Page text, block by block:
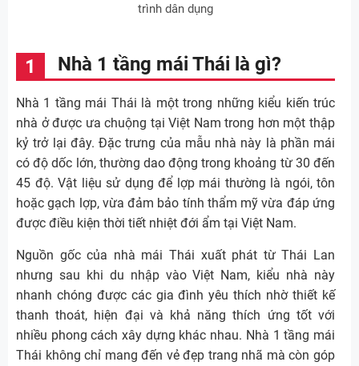
trình dân dụng
Nhà 1 tầng mái Thái là gì?
Nhà 1 tầng mái Thái là một trong những kiểu kiến trúc
nhà ở được ưa chuộng tại Việt Nam trong hơn một thập
kỷ trở lại đây. Đặc trưng của mẫu nhà này là phần mái
có độ dốc lớn, thường dao động trong khoảng từ 30 đến
45 độ. Vật liệu sử dụng để lợp mái thường là ngói, tôn
hoặc gạch lợp, vừa đảm bảo tính thẩm mỹ vừa đáp ứng
được điều kiện thời tiết nhiệt đới ẩm tại Việt Nam.
Nguồn gốc của nhà mái Thái xuất phát từ Thái Lan
nhưng sau khi du nhập vào Việt Nam, kiểu nhà này
nhanh chóng được các gia đình yêu thích nhờ thiết kế
thanh thoát, hiện đại và khả năng thích ứng tốt với
nhiều phong cách xây dựng khác nhau. Nhà 1 tầng mái
Thái không chỉ mang đến vẻ đẹp trang nhã mà còn góp